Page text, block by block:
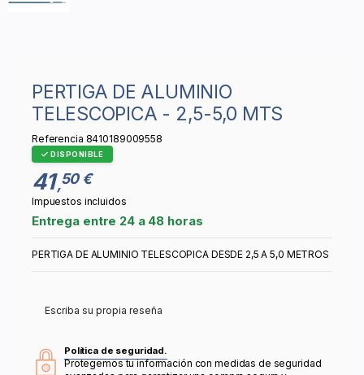
PERTIGA DE ALUMINIO
TELESCOPICA - 2,5-5,0 MTS
Referencia 8410189009558
DISPONIBLE
41,50 €
Impuestos incluidos
Entrega entre 24 a 48 horas
PERTIGA DE ALUMINIO TELESCOPICA DESDE 2,5 A 5,0 METROS
Escriba su propia reseña
Política de seguridad.
Protegemos tu información con medidas de seguridad